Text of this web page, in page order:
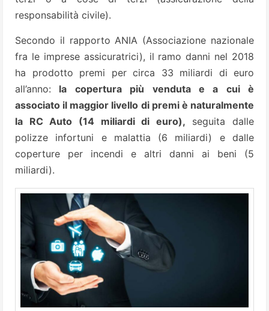
responsabilità civile).
Secondo il rapporto ANIA (Associazione nazionale
fra le imprese assicuratrici), il ramo danni nel 2018
ha prodotto premi per circa 33 miliardi di euro
all’anno: la copertura più venduta e a cui è
associato il maggior livello di premi è naturalmente
la RC Auto (14 miliardi di euro), seguita dalle
polizze infortuni e malattia (6 miliardi) e dalle
coperture per incendi e altri danni ai beni (5
miliardi).